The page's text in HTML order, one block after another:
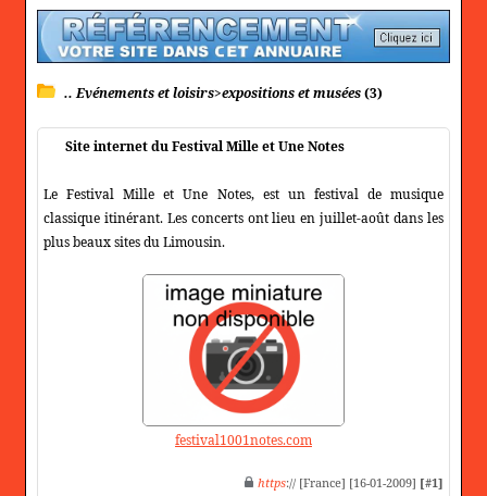
.. Evénements et loisirs>expositions et musées(3)
Site internet du Festival Mille et Une Notes
Le Festival Mille et Une Notes, est un festival de musique
classique itinérant. Les concerts ont lieu en juillet-août dans les
plus beaux sites du Limousin.
festival1001notes.com
https:// [France] [16-01-2009] [#1]